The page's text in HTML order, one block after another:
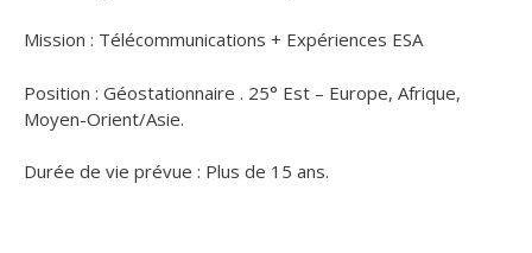
Mission : Télécommunications + Expériences ESA
Position : Géostationnaire . 25° Est – Europe, Afrique,
Moyen-Orient/Asie.
Durée de vie prévue : Plus de 15 ans.